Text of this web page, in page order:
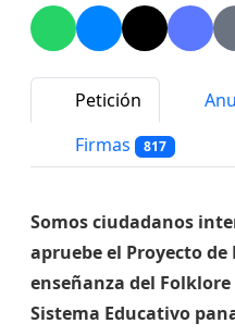
Petición
Firmas 817
Somos ciudadanos
apruebe el Proyecto de
enseñanza del
Sistema Educativo